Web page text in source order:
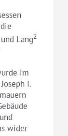
Lang2
im
I.
wider